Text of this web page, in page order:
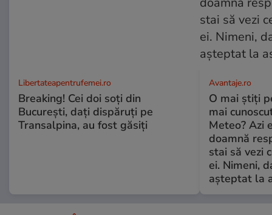
Libertateapentrufemei.ro
Breaking! Cei doi soți din
București, dați dispăruți pe
Transalpina, au fost găsiți
Avantaje.ro
O mai știți
mai
Meteo? Azi
doamnă
stai să vezi
ei. Nimeni,
așteptat la